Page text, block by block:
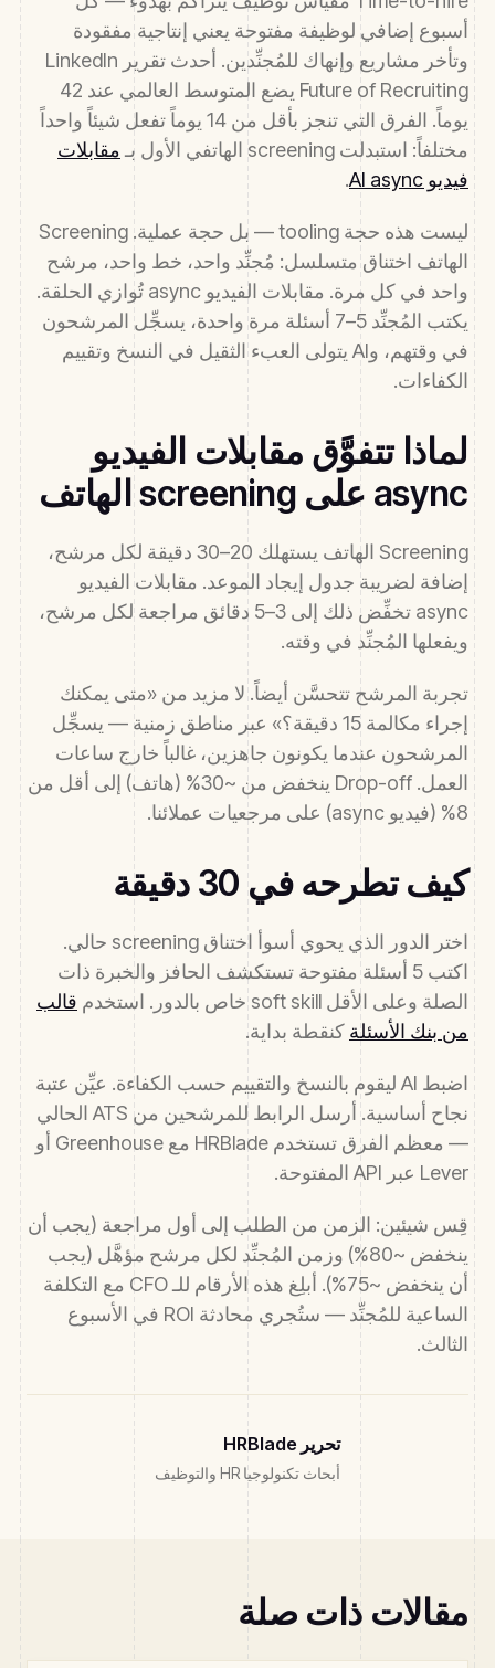
أسبوع إضافي لوظيفة مفتوحة يعني إنتاجية مفقودة
وتأخر مشاريع وإنهاك للمُجنِّدين. أحدث تقرير LinkedIn
Future of Recruiting يضع المتوسط العالمي عند 42
يوماً. الفرق التي تنجز بأقل من 14 يوماً تفعل شيئاً واحداً
مختلفاً: استبدلت screening الهاتفي الأول بـ
مقابلات
فيديو AI async
.
ليست هذه حجة tooling — بل حجة عملية. Screening
الهاتف اختناق متسلسل: مُجنِّد واحد، خط واحد، مرشح
واحد في كل مرة. مقابلات الفيديو async تُوازي الحلقة.
يكتب المُجنِّد 5–7 أسئلة مرة واحدة، يسجِّل المرشحون
في وقتهم، وAI يتولى العبء الثقيل في النسخ وتقييم
الكفاءات.
لماذا تتفوَّق مقابلات الفيديو
async على screening الهاتف
Screening الهاتف يستهلك 20–30 دقيقة لكل مرشح،
إضافة لضريبة جدول إيجاد الموعد. مقابلات الفيديو
async تخفِّض ذلك إلى 3–5 دقائق مراجعة لكل مرشح،
ويفعلها المُجنِّد في وقته.
تجربة المرشح تتحسَّن أيضاً. لا مزيد من «متى يمكنك
إجراء مكالمة 15 دقيقة؟» عبر مناطق زمنية — يسجِّل
المرشحون عندما يكونون جاهزين، غالباً خارج ساعات
العمل. Drop-off ينخفض من ~30% (هاتف) إلى أقل من
8% (فيديو async) على مرجعيات عملائنا.
كيف تطرحه في 30 دقيقة
اختر الدور الذي يحوي أسوأ اختناق screening حالي.
اكتب 5 أسئلة مفتوحة تستكشف الحافز والخبرة ذات
الصلة وعلى الأقل soft skill خاص بالدور. استخدم
قالب
من بنك الأسئلة كنقطة بداية.
اضبط AI ليقوم بالنسخ والتقييم حسب الكفاءة. عيِّن عتبة
نجاح أساسية. أرسل الرابط للمرشحين من ATS الحالي
— معظم الفرق تستخدم HRBlade مع Greenhouse أو
Lever عبر API المفتوحة.
قِس شيئين: الزمن من الطلب إلى أول مراجعة (يجب أن
ينخفض ~80%) وزمن المُجنِّد لكل مرشح مؤهَّل (يجب
أن ينخفض ~75%). أبلِغ هذه الأرقام للـ CFO مع التكلفة
الساعية للمُجنِّد — ستُجري محادثة ROI في الأسبوع
الثالث.
تحرير HRBlade
أبحاث تكنولوجيا HR والتوظيف
مقالات ذات صلة